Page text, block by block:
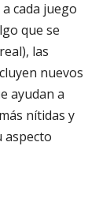
cada juego
que se
las
nuevos
ayudan a
nítidas y
aspecto